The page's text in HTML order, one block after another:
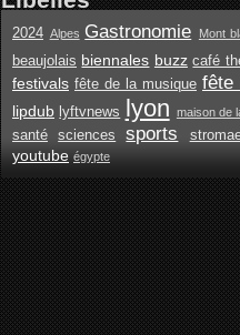
2024 Alpes Gastronomie Mont
beaujolais biennales buzz café
festivals fête de la musique fête
lipdub lyftvnews lyon maison de
santé sciences sports
youtube égypte